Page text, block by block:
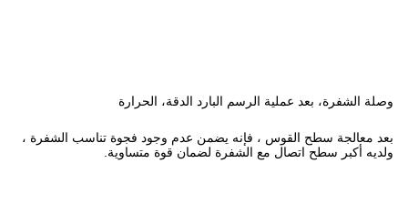
الدقة، الحرارة
عدم وجود فجوة تناسب الشفرة ،
لضمان قوة متساوية.